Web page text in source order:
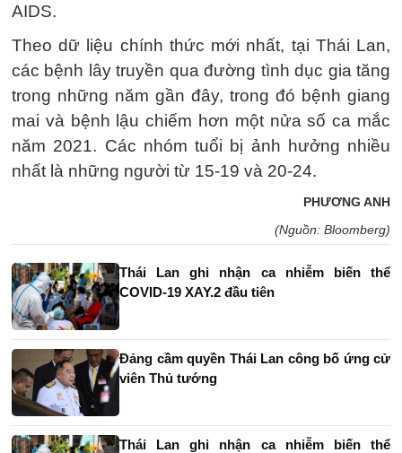
AIDS.
Theo dữ liệu chính thức mới nhất, tại Thái Lan,
các bệnh lây truyền qua đường tình dục gia tăng
trong những năm gần đây, trong đó bệnh giang
mai và bệnh lậu chiếm hơn một nửa số ca mắc
năm 2021. Các nhóm tuổi bị ảnh hưởng nhiều
nhất là những người từ 15-19 và 20-24.
PHƯƠNG ANH
(Nguồn: Bloomberg)
Thái Lan ghi nhận ca nhiễm biến thể
COVID-19 XAY.2 đầu tiên
Đảng cầm quyền Thái Lan công bố ứng cử
viên Thủ tướng
Thái Lan ghi nhận ca nhiễm biến thể